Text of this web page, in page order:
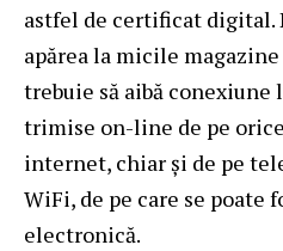
astfel de certificat digital.
apărea la micile
trebuie să aibă
trimise on-line de pe
internet, chiar și de pe
WiFi, de pe care se poate
electronică.